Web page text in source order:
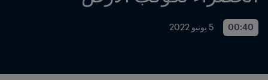
00:40 5 يونيو 2022